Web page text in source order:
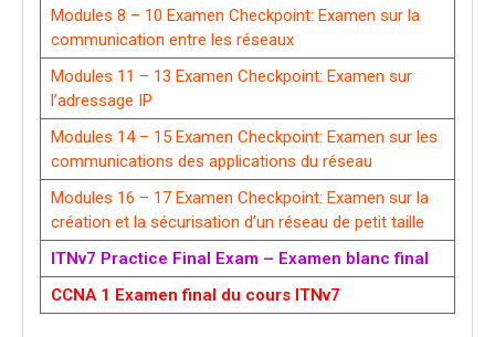
Modules 8 – 10 Examen Checkpoint: Examen sur la
communication entre les réseaux
Modules 11 – 13 Examen Checkpoint: Examen sur
l’adressage IP
Modules 14 – 15 Examen Checkpoint: Examen sur les
communications des applications du réseau
Modules 16 – 17 Examen Checkpoint: Examen sur la
création et la sécurisation d’un réseau de petit taille
ITNv7 Practice Final Exam – Examen blanc final
CCNA 1 Examen final du cours ITNv7